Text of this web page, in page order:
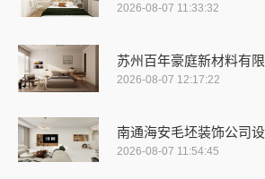
2026-08-07 11:33:32
苏州百年豪庭新材料有
2026-08-07 12:17:22
南通海安毛坯装饰公司
2026-08-07 11:54:45